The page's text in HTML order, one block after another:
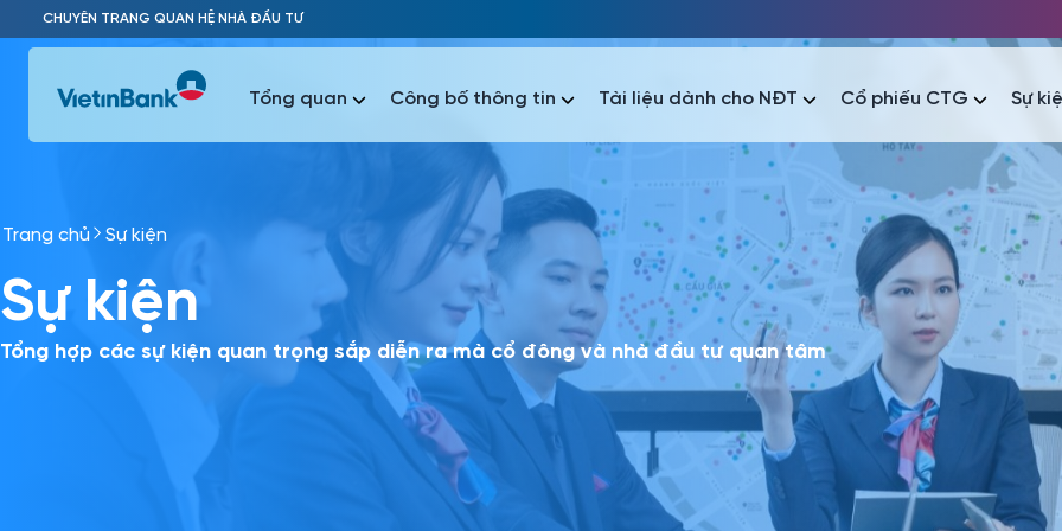
Skip to Main Content
CHUYÊN TRANG QUAN HỆ NHÀ ĐẦU TƯ
Phổ biến nhất
Báo cáo tài chính Thông tin giao dịch Công bố thông tin Sự kiện
Tổng quan Công bố thông tin Tài liệu dành cho NĐT Cổ phiếu CTG Sự
Phổ biến nhất
Thông tin giao dịch Công bố thông tin
Trang chủ Sự kiện
Sự kiện
Tổng hợp các sự kiện quan trọng sắp diễn ra mà cổ đông và nhà đầu tư quan tâm